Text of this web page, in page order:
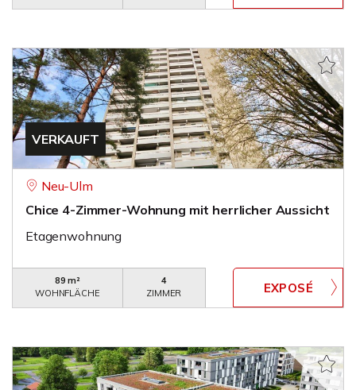
VERKAUFT
Neu-Ulm
Chice 4-Zimmer-Wohnung mit herrlicher Aussicht
Etagenwohnung
89 m²
WOHNFLÄCHE
4
ZIMMER